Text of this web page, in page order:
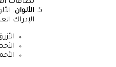
بطاقات
الألوان:
الإدراك